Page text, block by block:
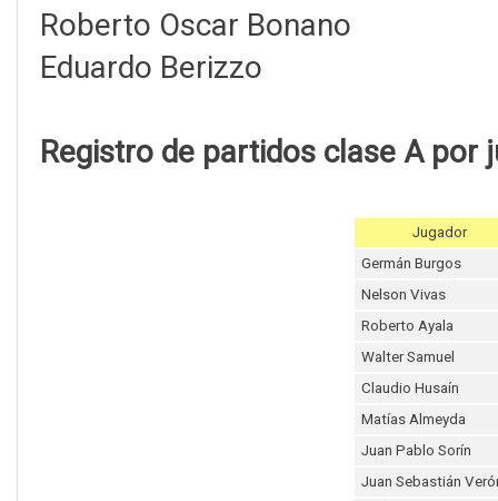
Roberto Oscar Bonano
Eduardo Berizzo
Registro de partidos clase A por
Jugador
Germán Burgos
Nelson Vivas
Roberto Ayala
Walter Samuel
Claudio Husaín
Matías Almeyda
Juan Pablo Sorín
Juan Sebastián